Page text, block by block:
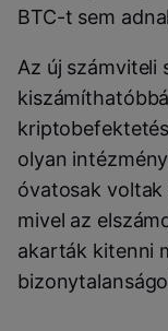
BTC-t sem
Az új számviteli
olyan
óvatosak
mivel az
akarták kitenni